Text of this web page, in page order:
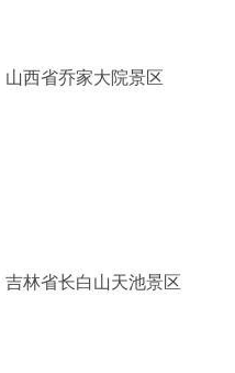
山西省乔家大院景区
吉林省长白山天池景区